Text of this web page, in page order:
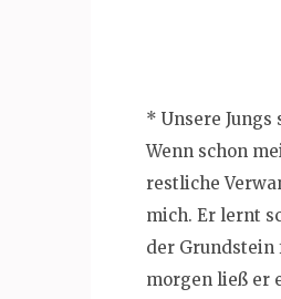
* Unsere Jungs
Wenn schon
restliche
mich. Er lernt
der Grundstein
morgen ließ er